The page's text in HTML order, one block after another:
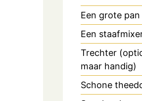
Een grote pan
Een
Trechter
maar handig)
Schone